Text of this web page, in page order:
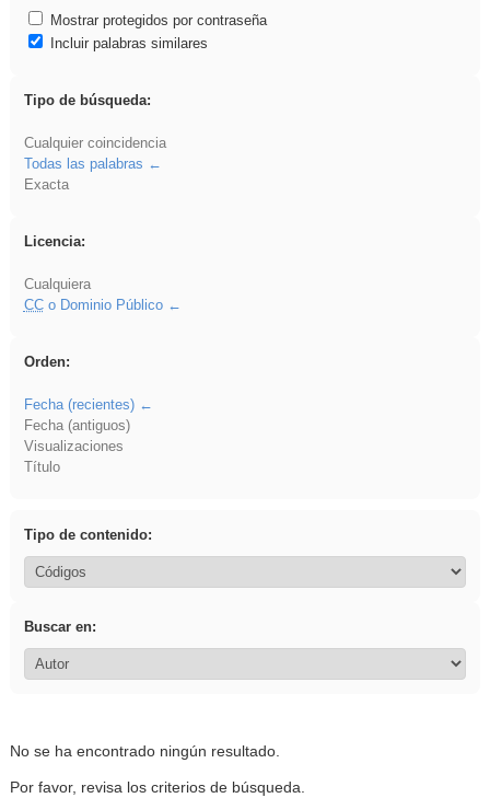
Mostrar protegidos por contraseña
Incluir palabras similares
Tipo de búsqueda:
Cualquier coincidencia
Todas las palabras
Exacta
Licencia:
Cualquiera
CCo Dominio Público
Orden:
Fecha (recientes)
Fecha (antiguos)
Visualizaciones
Título
Tipo de contenido:
Buscar en:
No se ha encontrado ningún resultado.
Por favor, revisa los criterios de búsqueda.